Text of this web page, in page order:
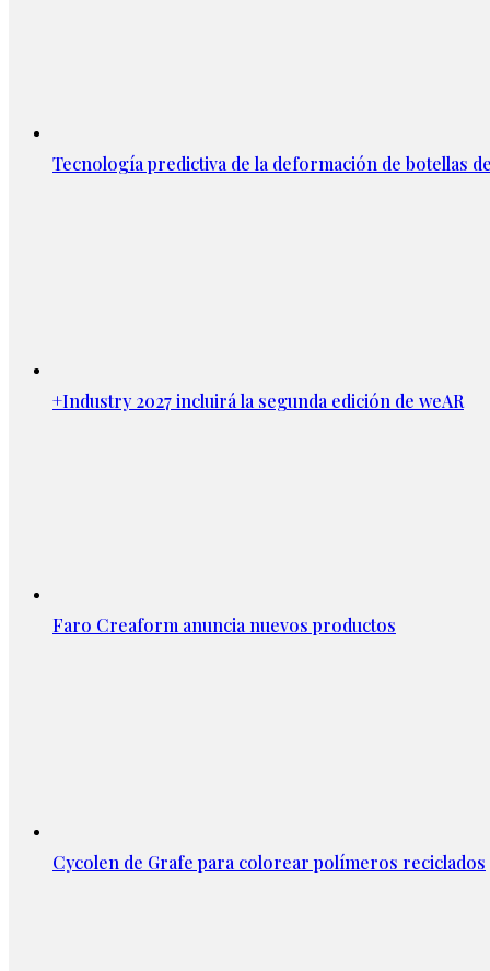
Tecnología predictiva de la deformación de botellas
+Industry 2027 incluirá la segunda edición de weAR
Faro Creaform anuncia nuevos productos
Cycolen de Grafe para colorear polímeros reciclados